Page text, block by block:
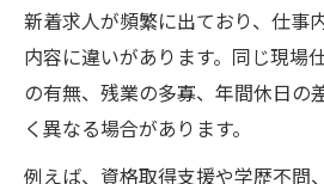
新着求人が頻繁に出ており、仕事
内容に違いがあります。同じ現場
の有無、残業の多寡、年間休日の
く異なる場合があります。
例えば、資格取得支援や学歴不問